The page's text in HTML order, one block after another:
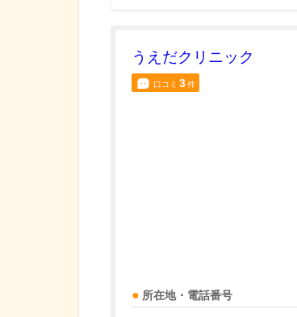
うえだクリニック
口コミ 3件
所在地・電話番号